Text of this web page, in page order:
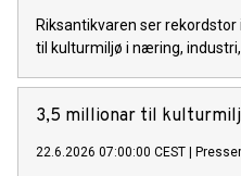
Riksantikvaren ser
til kulturmiljø i næring, industri,
3,5 millionar til
22.6.2026 07:00:00 CEST |